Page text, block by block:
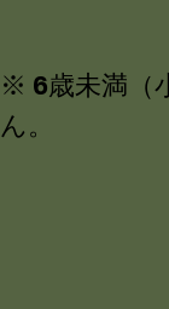
※ 6歳未満（
ん。